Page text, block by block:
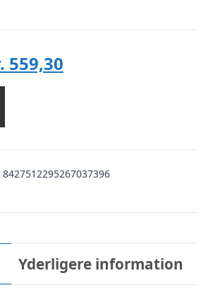
799,00.
559,30
kr. 559,30.
8427512295267037396
Yderligere information